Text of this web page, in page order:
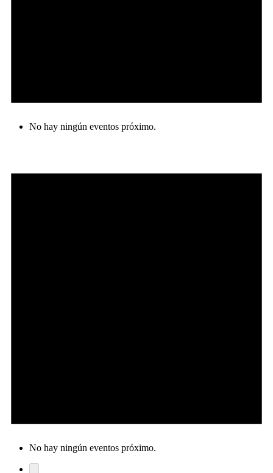
No hay ningún eventos próximo.
No hay ningún eventos próximo.